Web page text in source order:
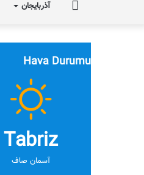
آذربایجان
Hava Durumu
Tabriz
آسمان صاف